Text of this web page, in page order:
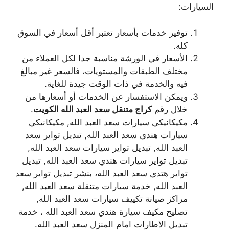
السيارات:
توفير خدمات بأسعار تعتبر أقل أسعار في السوق
كله.
الأسعار في الورشة مناسبة جدا لكل العملاء من
مختلف الطبقات والمستويات، فالسعر غير مبالغ
فيه والخدمة في ذات الوقت جيدة للغاية.
ويمكن الاستفسار عن الخدمات أو أسعارها من
خلال رقمكراج متنقل سعد العبد الله الكويت.
مكيكانيكي سيارات سعد العبد الله, مكيكانيكي
سيارات هندي سعد العبد الله, تبديل تواير سعد
العبد الله, تبديل تواير سيارات سعد العبد الله,
تبديل تواير سيارات هندي سعد العبد الله, تبديل
تواير هتدي سعد العبد الله، بنشر تبديل تواير سعد
العبد الله, خدمة سيارات متنقلة سعد العبد الله,
مراكز صيانة تكييف سيارات سعد العبد الله,
تصليح مكيف سيارة هندي سعد العبد الله ، خدمة
تبديل الاطارات امام المنزل سعد العبد الله.